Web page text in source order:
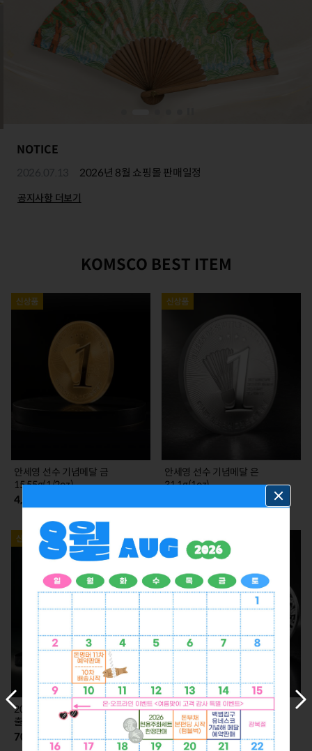
NOTICE
2026.07.13 2026년 8월 쇼핑몰 판매일정
공지사항 더보기
KOMSCO BEST ITEM
안세영 선수 기념메달 금
15.55g(1/2oz)
4,785,000
안세영 선수 기념메달 은
31.1g(1oz)
2026 KLPGA 카드형 실버 (7.2.
출고)
70,000
2026 KLPGA 기념 은메달 (7.2.
출고)
350,000
이
전
슬
다